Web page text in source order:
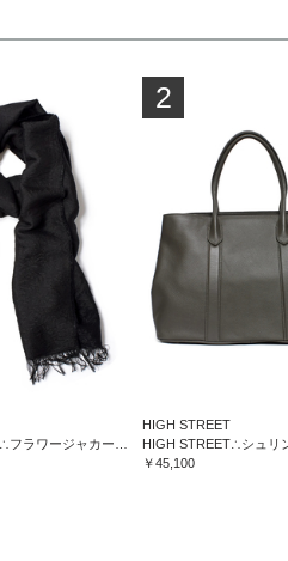
2
HIGH STREET
￥45,100